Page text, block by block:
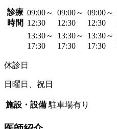
診療
時間
09:00～
12:30
09:00～
12:30
09:00～
12:30
13:30～
17:30
13:30～
17:30
13:30～
17:30
休診日
日曜日、祝日
施設・設備 駐車場有り